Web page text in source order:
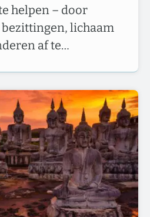
helpen – door
lichaam
af te…